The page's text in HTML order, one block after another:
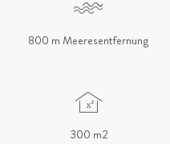
800 m Meeresentfernung
300 m2